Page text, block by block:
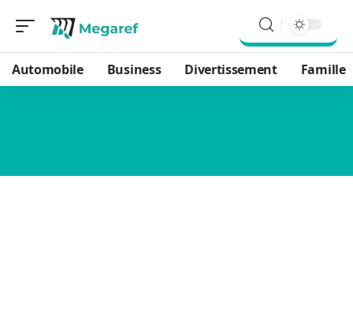
Automobile Business Divertissement Famille